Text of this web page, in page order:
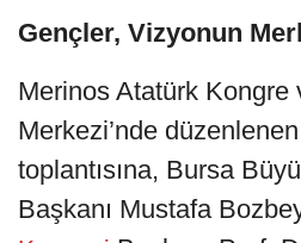
Gençler, Vizyonun
Merinos Atatürk Kongre
Merkezi’nde
toplantısına, Bursa
Başkanı Mustafa